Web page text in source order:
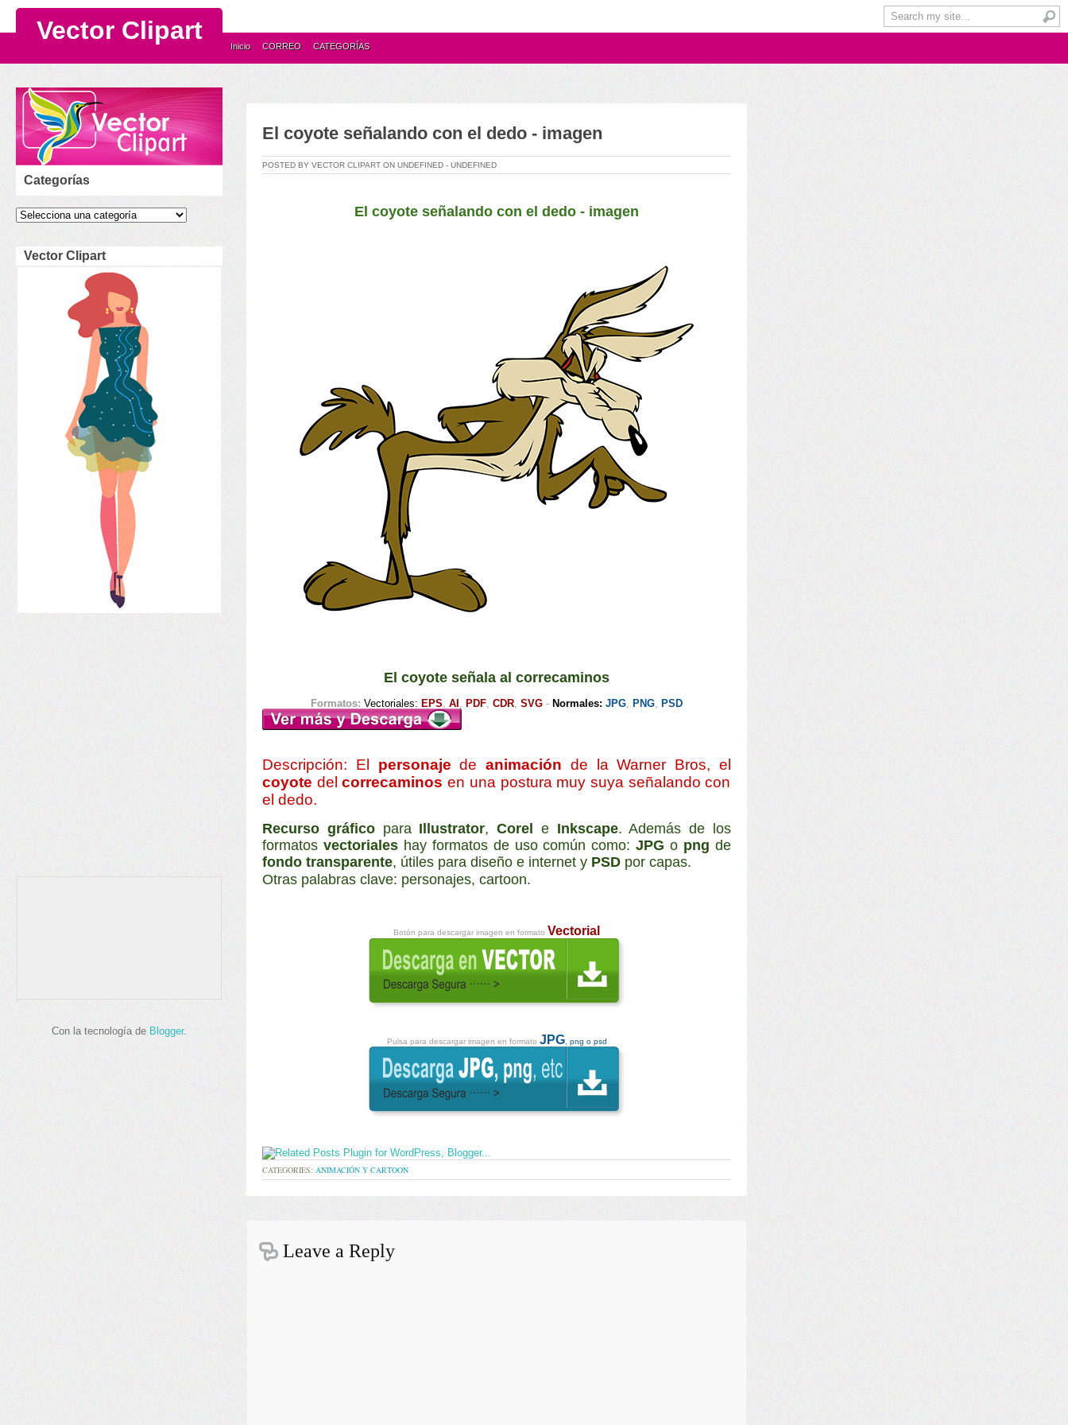
Vector Clipart
Inicio CORREO CATEGORÍAS
Categorías
Vector Clipart
Con la tecnología de Blogger.
El coyote señalando con el dedo - imagen
POSTED BY VECTOR CLIPART ON UNDEFINED - UNDEFINED
El coyote señalando con el dedo - imagen
El coyote señala al correcaminos
Formatos: Vectoriales: EPS, AI , PDF, CDR, SVG - Normales: JPG, PNG, PSD
Descripción: El personaje de animación de la Warner Bros, el
coyote delcorrecaminos en una postura muy suya señalando con
el dedo.
Recurso gráficopara Illustrator,Corel e Inkscape. Además de los
formatos vectorialeshay formatos de uso común como:JPG o pngde
fondo transparente, útiles para diseño e internet y PSD por capas.
Otras palabras clave: personajes, cartoon.
Botón para descargar imagen en formato Vectorial
Pulsa para descargar imagen en formato JPG, png o psd
CATEGORIES: ANIMACIÓN Y CARTOON
Leave a Reply